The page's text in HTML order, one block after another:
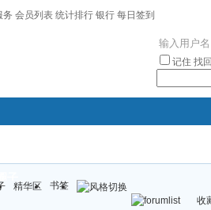
务 会员列表 统计排行 银行 每日签到
记住 找
精华区
书签
收